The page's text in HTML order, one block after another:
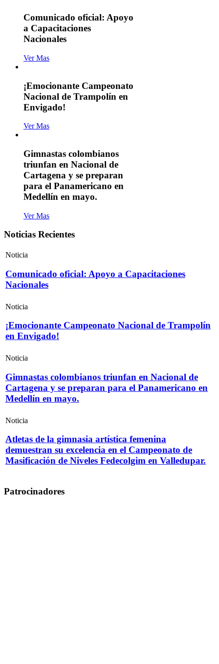
Comunicado oficial: Apoyo
a Capacitaciones
Nacionales
Ver Mas
¡Emocionante Campeonato
Nacional de Trampolín en
Envigado!
Ver Mas
Gimnastas colombianos
triunfan en Nacional de
Cartagena y se preparan
para el Panamericano en
Medellín en mayo.
Ver Mas
Noticias Recientes
Noticia
Comunicado oficial: Apoyo a Capacitaciones
Nacionales
Noticia
¡Emocionante Campeonato Nacional de Trampolín
en Envigado!
Noticia
Gimnastas colombianos triunfan en Nacional de
Cartagena y se preparan para el Panamericano en
Medellín en mayo.
Noticia
Atletas de la gimnasia artística femenina
demuestran su excelencia en el Campeonato de
Masificación de Niveles Fedecolgim en Valledupar.
Patrocinadores